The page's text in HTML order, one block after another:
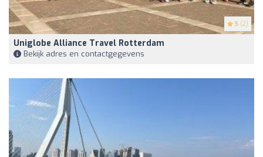
5 (2)
Uniglobe Alliance Travel Rotterdam
Bekijk adres en contactgegevens